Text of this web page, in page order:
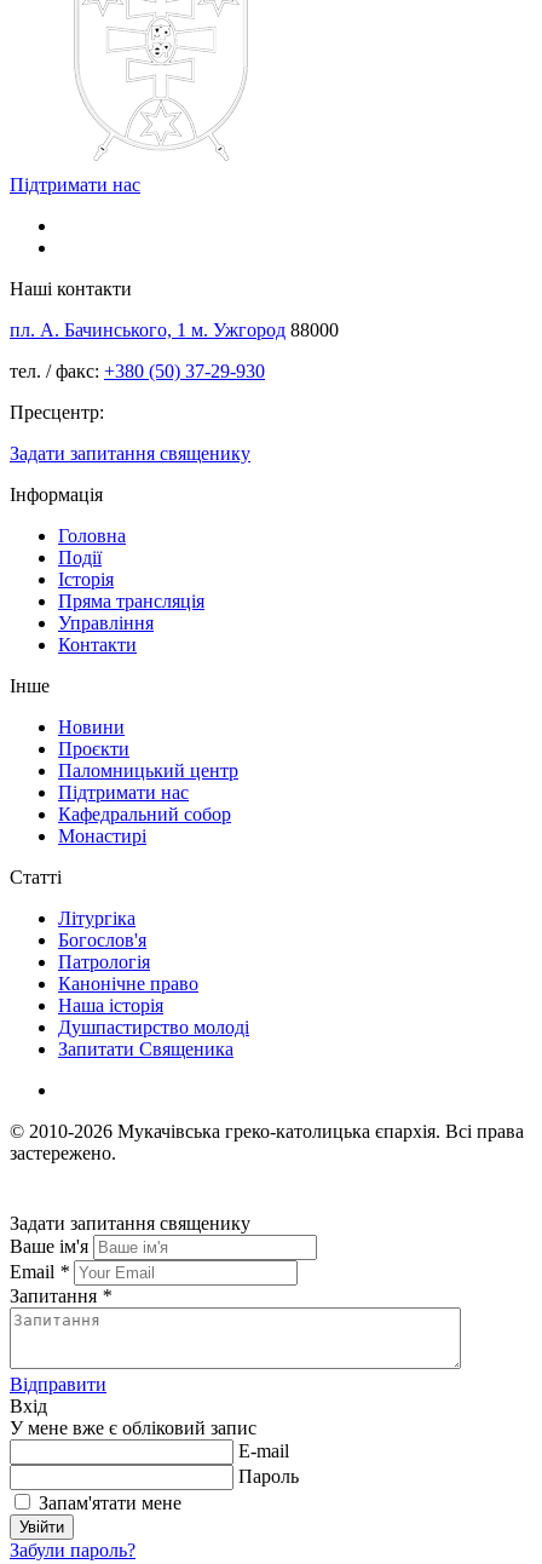
Підтримати нас
Наші контакти
пл. А. Бачинського, 1 м. Ужгород 88000
тел. / факс: +380 (50) 37-29-930
Пресцентр:
Задати запитання священику
Інформація
Головна
Події
Історія
Пряма трансляція
Управління
Контакти
Інше
Новини
Проєкти
Паломницький центр
Підтримати нас
Кафедральний собор
Монастирі
Статті
Літургіка
Богослов'я
Патрологія
Канонічне право
Наша історія
Душпастирство молоді
Запитати Священика
© 2010-2026 Мукачівська греко-католицька єпархія. Всі права
застережено.
Задати запитання священику
Ваше ім'я
Email *
Запитання *
Відправити
Вхід
У мене вже є обліковий запис
E-mail
Пароль
Запам'ятати мене
Увійти
Забули пароль?